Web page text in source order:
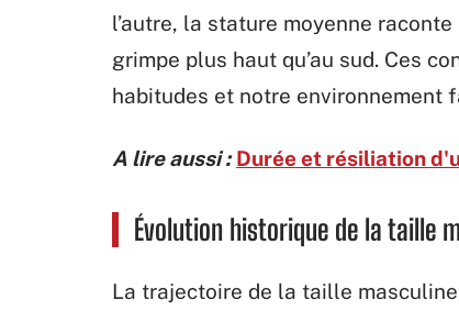
l’autre, la stature moyenne
grimpe plus haut qu’au sud. Ces
habitudes et notre environnement
A lire aussi : Durée et résiliation
Évolution historique de la taille
La trajectoire de la taille masculine